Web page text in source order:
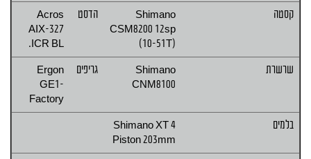
קסטה
Shimano
CSM8200 12sp
(10-51T)
הדסט
Acros
AIX-327
ICR BL.
שרשרת
Shimano
CNM8100
גריפים
Ergon
GE1-
Factory
בלמים
Shimano XT 4
Piston 203mm